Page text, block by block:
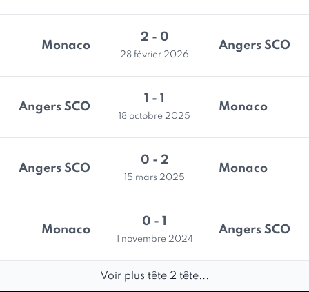
Monaco
2 - 0
28 février 2026
Angers SCO
Angers SCO
1 - 1
18 octobre 2025
Monaco
Angers SCO
0 - 2
15 mars 2025
Monaco
Monaco
0 - 1
1 novembre 2024
Angers SCO
Voir plus tête 2 tête...